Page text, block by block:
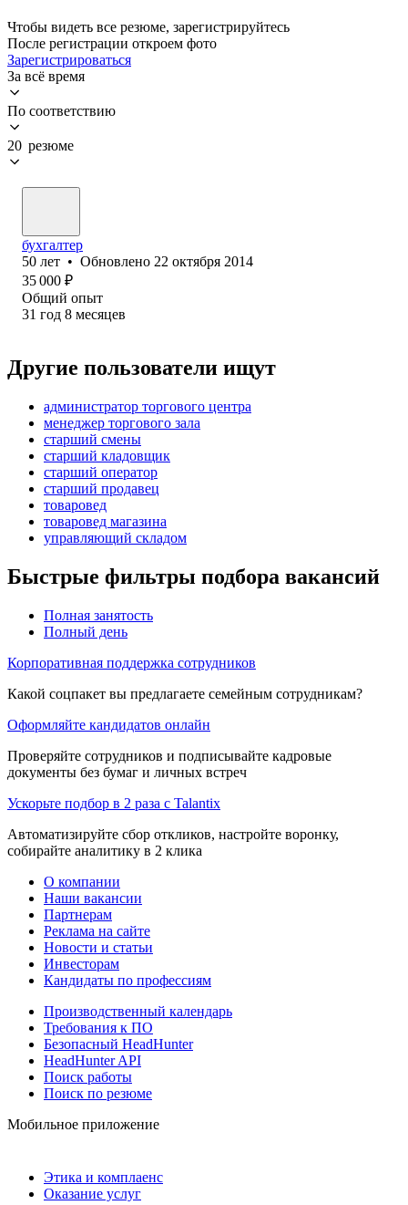
Чтобы видеть все резюме, зарегистрируйтесь
После регистрации откроем фото
Зарегистрироваться
За всё время
По соответствию
20 резюме
бухгалтер
50 лет • Обновлено 22 октября 2014
35 000 ₽
Общий опыт
31 год 8 месяцев
Другие пользователи ищут
администратор торгового центра
менеджер торгового зала
старший смены
старший кладовщик
старший оператор
старший продавец
товаровед
товаровед магазина
управляющий складом
Быстрые фильтры подбора вакансий
Полная занятость
Полный день
Корпоративная поддержка сотрудников
Какой соцпакет вы предлагаете семейным сотрудникам?
Оформляйте кандидатов онлайн
Проверяйте сотрудников и подписывайте кадровые
документы без бумаг и личных встреч
Ускорьте подбор в 2 раза с Talantix
Автоматизируйте сбор откликов, настройте воронку,
собирайте аналитику в 2 клика
О компании
Наши вакансии
Партнерам
Реклама на сайте
Новости и статьи
Инвесторам
Кандидаты по профессиям
Производственный календарь
Требования к ПО
Безопасный HeadHunter
HeadHunter API
Поиск работы
Поиск по резюме
Мобильное приложение
Этика и комплаенс
Оказание услуг